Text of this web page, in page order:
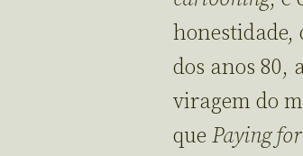
honestidade,
dos anos 80,
viragem do
que Paying